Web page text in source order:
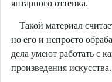
янтарного оттенка.
Такой материал
но его и непросто
дела умеют работать с
произведения искусства.